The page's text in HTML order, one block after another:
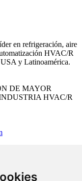
en refrigeración, aire
HVAC/R
y Latinoamérica.
DE MAYOR
HVAC/R